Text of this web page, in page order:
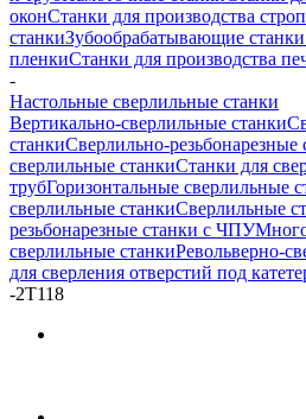
оконСтанки для производства строп
станкиЗубообрабатывающие станки
пленкиСтанки для производства
-
Настольные сверлильные станки
Вертикально-сверлильные станки
станкиСверлильно-резьбонарезные
сверлильные станкиСтанки для
трубГоризонтальные сверлильные
сверлильные станкиСверлильные
резьбонарезные станки с ЧПУ
сверлильные станкиРевольверно-
для сверления отверстий под
-2Т118